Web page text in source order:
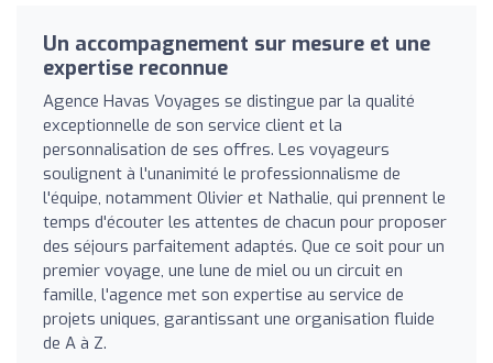
Un accompagnement sur mesure et une
expertise reconnue
Agence Havas Voyages se distingue par la qualité
exceptionnelle de son service client et la
personnalisation de ses offres. Les voyageurs
soulignent à l'unanimité le professionnalisme de
l'équipe, notamment Olivier et Nathalie, qui prennent le
temps d'écouter les attentes de chacun pour proposer
des séjours parfaitement adaptés. Que ce soit pour un
premier voyage, une lune de miel ou un circuit en
famille, l'agence met son expertise au service de
projets uniques, garantissant une organisation fluide
de A à Z.